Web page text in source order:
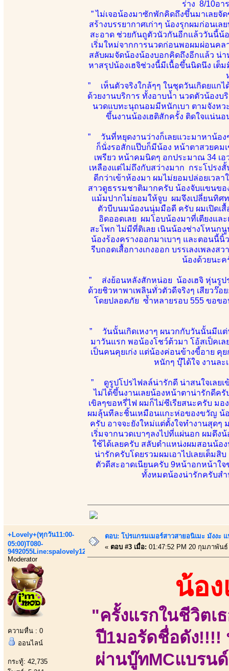
ร่าง 8/10อา
” ไม่เจอน้องมาซักพักคิดถึงขึ้นมาเลยจั
สร้างบรรยากาศเก่าๆ น้องรุกผมก่อนเ
สะอาด ช่วยกันถูตัวนัวกันอีกแล้ววันนี้น้อ
เริ่มใหม่จากการนวดก่อนพอผมผ่อนคล
สลับผมจัดน้องน้องบอกคิดถึงอีกแล้ว น่า
หาสรุปน้องเฮจิช่วงนี้มีเนื้อขึ้นนิดนึง เต็
” เห็นตัวจริงใกล้ๆๆ ในชุดวันเกิดยแกไ
ด้วยงานบริการ ทั้งอาบน้ำ นวดตัวน้อง
นวดแบทะนุถนอมมีหนักเบา ตามจังหว
ขึ้นงานน้องเฮติสักครั้ง ติดใจแน่นอ
” วันที่หยุดงานว่างก็เลยแวะมาหาน้อ
ก็นั่งรอสักแป๊บก็มีน้อง หน้าตาสวยคม
เพรียว หน้าคมนิดๆ อกประมาณ 34 เ
เหลืองแต่ไม่ถึงกับสว่างมาก กระโปร
ดีกว่าเข้าห้องมา ผมไม่ยอมปล่อยเวล
สาวดูธรรมชาติมากครับ น้องจับแขนขอ
แม้มปากไม่ยอมให้จูบ ผมจึงเปลี่ยนทิศ
ตัวบีบนมน้องนนุ่มมือดี ครับ ผมเปิดเ
อิดออดเลย ผมโอบน้องมาที่เตียงแล
สะโพก ไม่มีที่ติเลย เนินน้องช่างโหนก
น้องร้องครางออกมาเบาๆ และตอนนี้นิ้
รีบถอดเสื้อกางเกงออก บรรเลงเพลง
น้องด้วยนะค
” ส่งย้อนหลังสักหน่อย น้องเฮจิ หุ่นรูป
ด้วยชิวหาพาเพลินทั่วตัวดีจริงๆ เสียว
โดยปลอดภัย ซ้ำหลายรอบ 555 ขอข
” วันนั้นเกิดเหงาๆ ผนวกกับวันนั้นมีแต่
มาวันแรก พอน้องโชว์ต้วมา โอ้สเป็คเ
เป็นคนคุยเก่ง แต่น้องค่อนข้างขี้อาย คุ
หนักๆ บุ๊ได้ใจ งานละ
” ดูรูปโปรไฟลล์น่ารักดี น่าสนใจเลยเ
ไม่ได้ขึ้นงานเลยน้องหน้าตาน่ารักดีค
เขิลๆขอหรี่ไฟ ผมก็ไม่ซีเรียสนะครับ ม
ผมลุ้นทีละชิ้นเหมือนแกะห่อของขวัญ น้
ครับ อาจจะยังใหม่แต่ตั้งใจทำงานสุดๆ
เริ่มจากนวดเบาๆลงไปที่แผ่นอก ผมดึ
ใช้ได้เลยครับ สลับตำแหน่งผมสอนน้
น่ารักครับโดยรวมผมเอาไปเลยเต็มสิ
ตัวดีสะอาดเนียนครับ 9หน้าอกหน้าใ
ทั้งหมดน้องน่ารักครับสำ
+Lovely+(ทุกวัน11:00-
05:00)T080-
9492055Line:spalovely123
Moderator
ความหื่น : 0
ออนไลน์
กระทู้: 42,735
ตอบ: โปรแกรมเมอร์สาวสายอนิเมะ มังงะ
« ตอบ #3 เมื่อ: 01:47:52 PM 20 กุมภาพันธ์
น้อ
"ครั้งแรกในชีวิตเ
ปี1มอรัดชื่อดัง!!!!
ผ่านบู๊ทMCแบรน